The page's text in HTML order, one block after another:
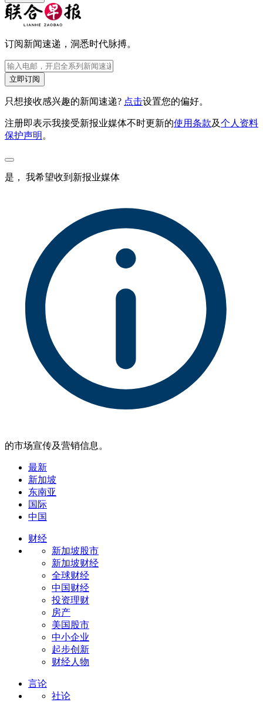
订阅新闻速递，洞悉时代脉搏。
立即订阅
只想接收感兴趣的新闻速递? 点击设置您的偏好。
注册即表示我接受新报业媒体不时更新的使用条款及个人资料
保护声明 。
是， 我希望收到新报业媒体
的市场宣传及营销信息。
最新
新加坡
东南亚
国际
中国
财经
新加坡股市
新加坡财经
全球财经
中国财经
投资理财
房产
美国股市
中小企业
起步创新
财经人物
言论
社论